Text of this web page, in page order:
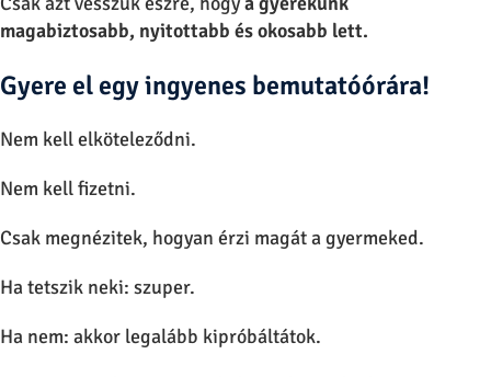
magabiztosabb, nyitottabb és okosabb lett.
Gyere el egy ingyenes bemutatóórára!
Nem kell elköteleződni.
Nem kell fizetni.
Csak megnézitek, hogyan érzi magát a gyermeked.
Ha tetszik neki: szuper.
Ha nem: akkor legalább kipróbáltátok.